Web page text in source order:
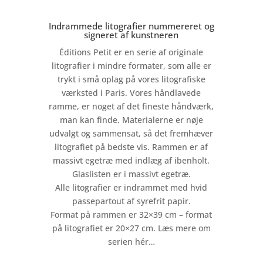
Indrammede litografier nummereret og
signeret af kunstneren
Éditions Petit er en serie af originale
litografier i mindre formater, som alle er
trykt i små oplag på vores litografiske
værksted i Paris. Vores håndlavede
ramme, er noget af det fineste håndværk,
man kan finde. Materialerne er nøje
udvalgt og sammensat, så det fremhæver
litografiet på bedste vis. Rammen er af
massivt egetræ med indlæg af ibenholt.
Glaslisten er i massivt egetræ.
Alle litografier er indrammet med hvid
passepartout af syrefrit papir.
Format på rammen er 32×39 cm – format
på litografiet er 20×27 cm. Læs mere om
serien hér…